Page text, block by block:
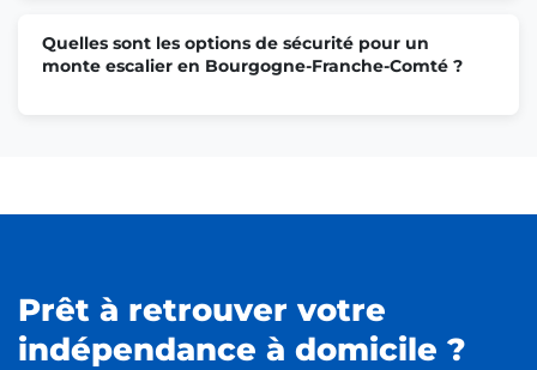
Monte escalier Mathay
Quelles sont les options de sécurité pour un
monte escalier en Bourgogne-Franche-Comté ?
Prêt à retrouver votre
indépendance à domicile ?